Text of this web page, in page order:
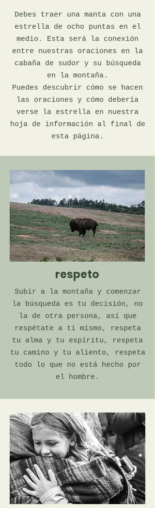
Debes traer una manta con una
estrella de ocho puntas en el
medio. Esta será la conexión
entre nuestras oraciones en la
cabaña de sudor y su búsqueda
en la montaña.
Puedes descubrir cómo se hacen
las oraciones y cómo debería
verse la estrella en nuestra
hoja de información al final de
esta página.
respeto
Subir a la montaña y comenzar
la búsqueda es tu decisión, no
la de otra persona, así que
respétate a ti mismo, respeta
tu alma y tu espíritu, respeta
tu camino y tu aliento, respeta
todo lo que no está hecho por
el hombre.